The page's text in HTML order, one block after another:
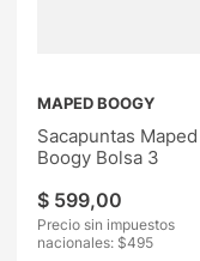
MAPED BOOGY
Sacapuntas Maped
Boogy Bolsa 3
$ 599,00
Precio sin impuestos
nacionales: $495